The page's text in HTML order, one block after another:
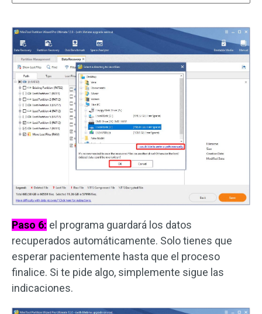
Paso 6: el programa guardará los datos
recuperados automáticamente. Solo tienes que
esperar pacientemente hasta que el proceso
finalice. Si te pide algo, simplemente sigue las
indicaciones.